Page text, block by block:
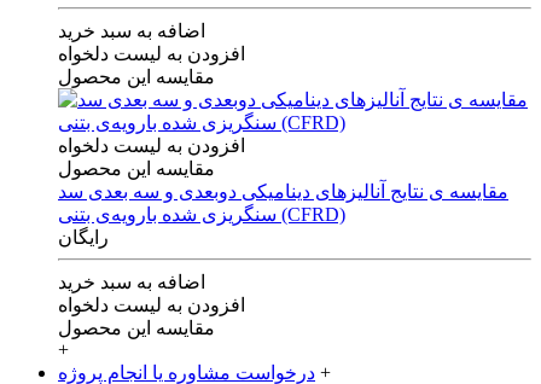
اضافه به سبد خرید
افزودن به لیست دلخواه
مقایسه این محصول
افزودن به لیست دلخواه
مقایسه این محصول
مقایسه ی‌ نتایج آنالیزهای‌ دینامیکی‌ دوبعدی‌ و‌ سه بعدی‌ سد
سنگریزی‌ شده با‌رویه‌ی‌ بتنی‌ (CFRD)
رایگان
اضافه به سبد خرید
افزودن به لیست دلخواه
مقایسه این محصول
+
درخواست مشاوره یا انجام پروژه +